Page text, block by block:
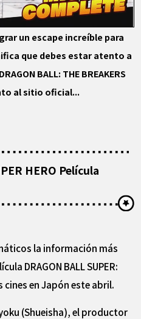
un escape increíble para
que debes estar atento a
BALL: THE BREAKERS
al sitio oficial...
HERO Película
la información más
DRAGON BALL SUPER:
cines en Japón este abril.
(Shueisha), el productor